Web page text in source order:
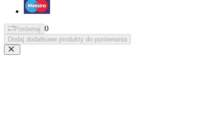
Porównaj 0
Dodaj dodatkowe produkty do porównania